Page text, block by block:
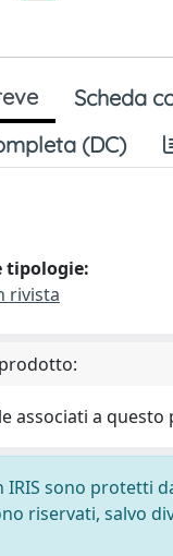
Scheda
(DC)
tipologie:
rivista
associati a
IRIS sono protetti
riservati, salvo